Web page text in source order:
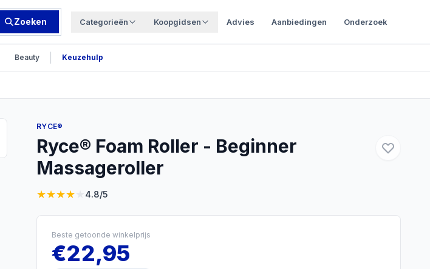
Zoeken Categorieën Koopgidsen Advies Aanbiedingen Onderzoek
Beauty Keuzehulp
RYCE®
Ryce® Foam Roller - Beginner
Massageroller
★★★★ 4.8/5
Beste getoonde winkelprijs
€22,95